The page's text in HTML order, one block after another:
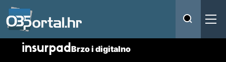
insurpadBrzo i digitalno